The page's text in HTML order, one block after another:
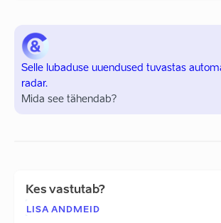
Selle lubaduse uuendused tuvastas
radar.
Mida see tähendab?
Kes vastutab?
LISA ANDMEID